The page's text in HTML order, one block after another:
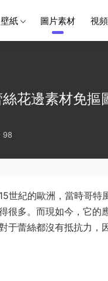
壁紙 圖片素材 視
花邊素材免摳
98
世紀的歐洲，當時哥
很多。而現如今，它
于蕾絲都沒有抵抗力